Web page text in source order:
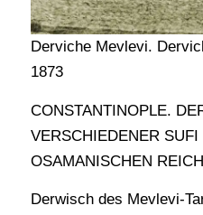
Derviche Mevlevi.
1873
CONSTANTINOPLE.
VERSCHIEDENER
OSAMANISCHEN
Derwisch des Mevlevi-